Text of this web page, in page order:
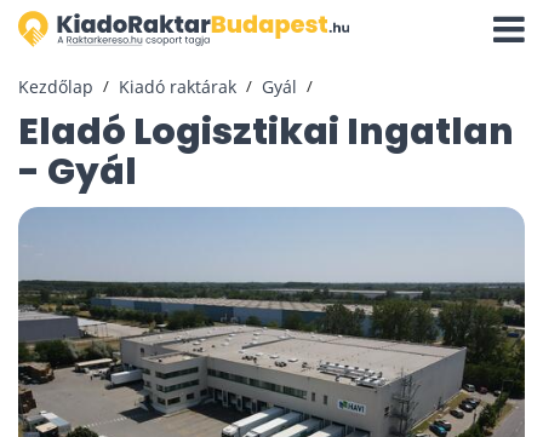
Kezdőlap Kiadó raktárak Gyál
Eladó Logisztikai Ingatlan
- Gyál